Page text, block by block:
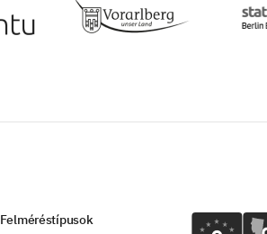
Felméréstípusok